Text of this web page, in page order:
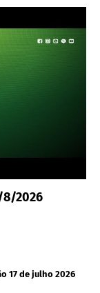
8/2026
17 de julho 2026